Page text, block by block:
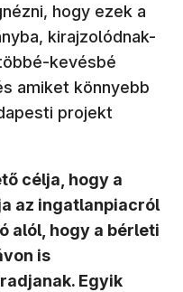
hogy ezek a
kirajzolódnak-
kevésbé
amiket könnyebb
projekt
célja, hogy a
az ingatlanpiacról
alól, hogy a bérleti
is
Egyik